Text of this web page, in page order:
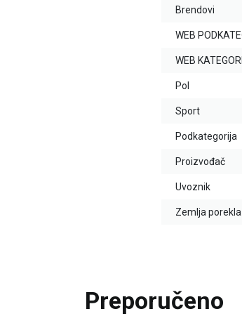
Brendovi
WEB
WEB
Pol
Sport
Podkategorija
Proizvođač
Uvoznik
Zemlja porekla
Preporučeno